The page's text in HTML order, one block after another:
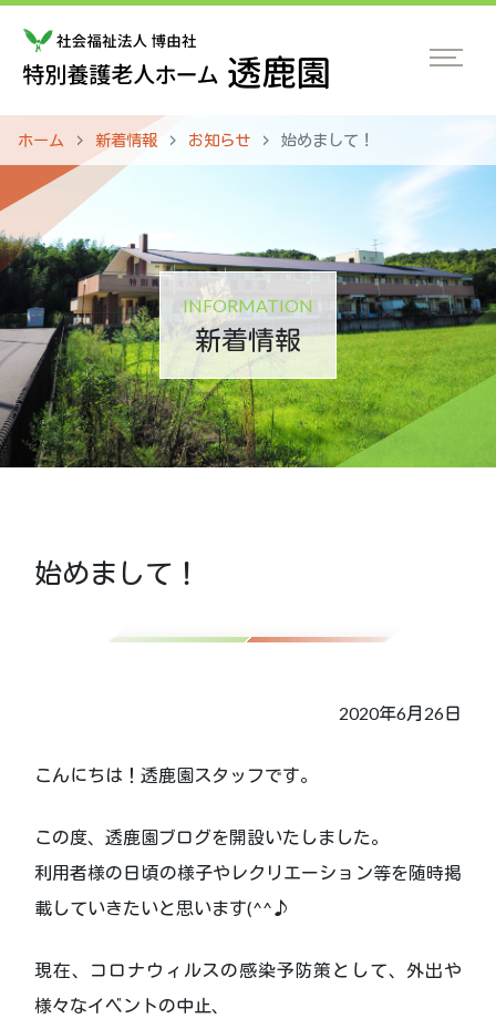
ホーム 新着情報 お知らせ 始めまして！
INFORMATION
新着情報
始めまして！
2020年6月26日
こんにちは！透鹿園スタッフです。
この度、透鹿園ブログを開設いたしました。
利用者様の日頃の様子やレクリエーション等を随時掲
載していきたいと思います(^^♪
現在、コロナウィルスの感染予防策として、外出や
様々なイベントの中止、